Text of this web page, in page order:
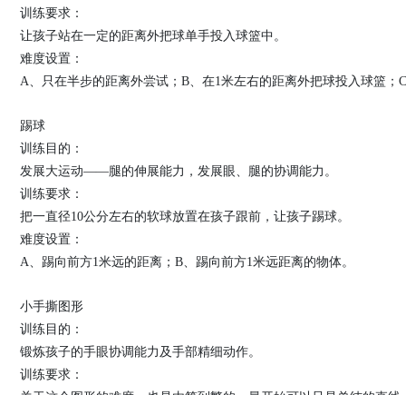
训练要求：
让孩子站在一定的距离外把球单手投入球篮中。
难度设置：
A、只在半步的距离外尝试；B、在1米左右的距离外把球投入球篮；
踢球
训练目的：
发展大运动——腿的伸展能力，发展眼、腿的协调能力。
训练要求：
把一直径10公分左右的软球放置在孩子跟前，让孩子踢球。
难度设置：
A、踢向前方1米远的距离；B、踢向前方1米远距离的物体。
小手撕图形
训练目的：
锻炼孩子的手眼协调能力及手部精细动作。
训练要求：